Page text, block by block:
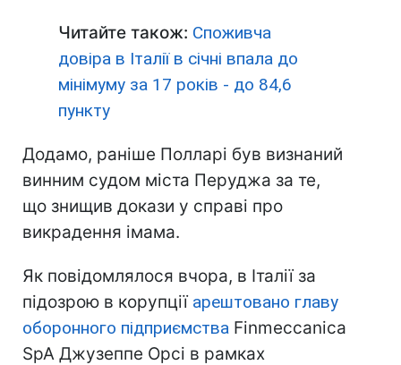
Читайте також: Споживча
довіра в Італії в січні впала до
мінімуму за 17 років - до 84,6
пункту
Додамо, раніше Полларі був визнаний
винним судом міста Перуджа за те,
що знищив докази у справі про
викрадення імама.
Як повідомлялося вчора, в Італії за
підозрою в корупції арештовано главу
оборонного підприємства Finmeccanica
SpA Джузеппе Орсі в рамках